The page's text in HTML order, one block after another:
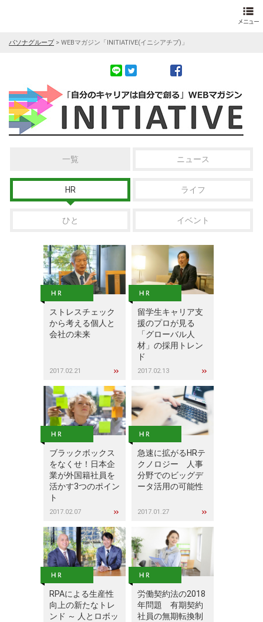
パソナグループ> WEBマガジン「INITIATIVE(イニシアチブ)」
一覧 ニュース
HR ライフ
ひと イベント
ストレスチェック
から考える個人と
会社の未来
2017.02.21
留学生キャリア支
援のプロが見る
「グローバル人
材」の採用トレン
ド
2017.02.13
ブラックボックス
をなくせ！日本企
業が外国籍社員を
活かす3つのポイン
ト
2017.02.07
急速に拡がるHRテ
クノロジー 人事
分野でのビッグデ
ータ活用の可能性
2017.01.27
RPAによる生産性
向上の新たなトレ
ンド ～ 人とロボッ
労働契約法の2018
年問題 有期契約
社員の無期転換制